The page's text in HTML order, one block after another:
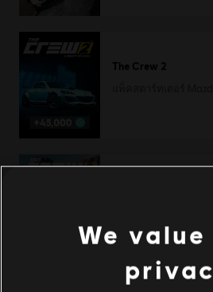
The Crew 2
We